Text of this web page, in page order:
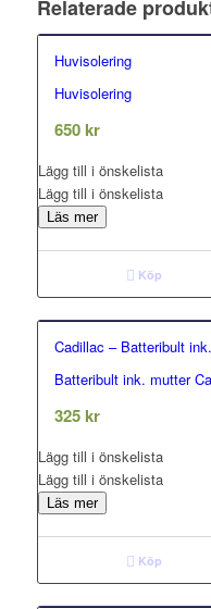
Relaterade
Huvisolering
Huvisolering
650 kr
Lägg till i önskelista
Lägg till i önskelista
Läs mer
Köp
Cadillac – Batteribult
Batteribult ink. mutter
325 kr
Lägg till i önskelista
Lägg till i önskelista
Läs mer
Köp